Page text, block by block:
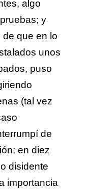
algo
y
que en lo
unos
puso
(tal vez
de
en diez
disidente
importancia